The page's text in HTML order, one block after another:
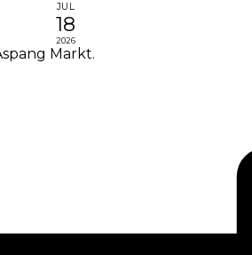
JUL
18
2026
Markt.